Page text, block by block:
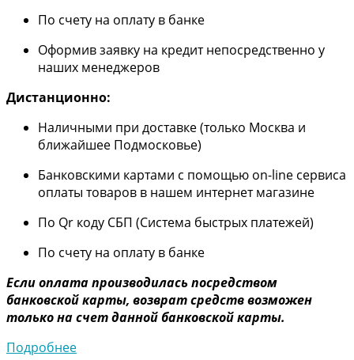
По счету на оплату в банке
Оформив заявку на кредит непосредственно у
наших менеджеров
Дистанционно:
Наличными при доставке (только Москва и
ближайшее Подмосковье)
Банковскими картами с помощью on-line сервиса
оплаты товаров в нашем интернет магазине
По Qr коду СБП (Система быстрых платежей)
По счету на оплату в банке
Если оплата производилась посредством
банковской карты, возврат средств возможен
только на счет данной банковской карты.
Подробнее